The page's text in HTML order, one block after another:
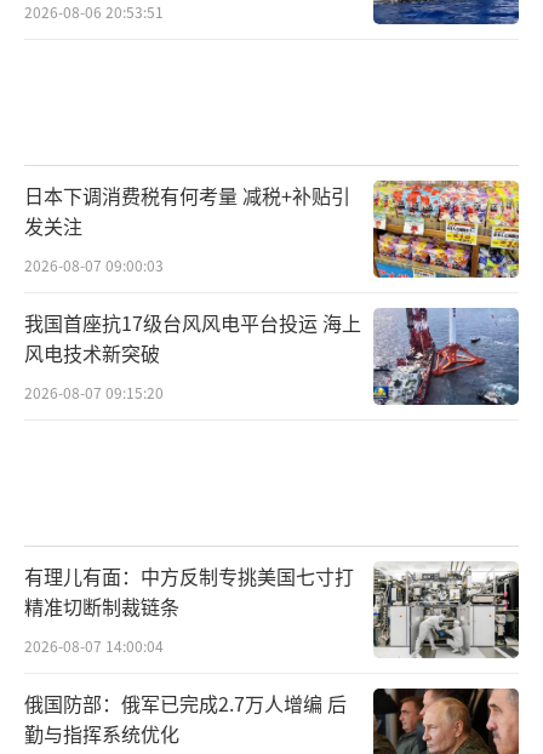
2026-08-06 20:53:51
日本下调消费税有何考量 减税+补贴引
发关注
2026-08-07 09:00:03
我国首座抗17级台风风电平台投运 海上
风电技术新突破
2026-08-07 09:15:20
有理儿有面：中方反制专挑美国七寸打
精准切断制裁链条
2026-08-07 14:00:04
俄国防部：俄军已完成2.7万人增编 后
勤与指挥系统优化